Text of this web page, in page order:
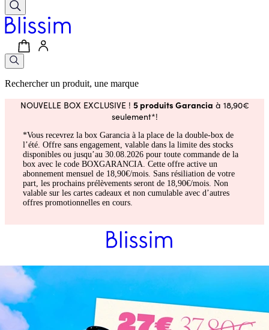
Rechercher un produit, une marque
NOUVELLE BOX EXCLUSIVE ! 5 produits Garancia à 18,90€
seulement*!
*Vous recevrez la box Garancia à la place de la double-box de
l’été. Offre sans engagement, valable dans la limite des stocks
disponibles ou jusqu’au 30.08.2026 pour toute commande de la
box avec le code BOXGARANCIA. Cette offre active un
abonnement mensuel de 18,90€/mois. Sans résiliation de votre
part, les prochains prélèvements seront de 18,90€/mois. Non
valable sur les cartes cadeaux et non cumulable avec d’autres
offres promotionnelles en cours.